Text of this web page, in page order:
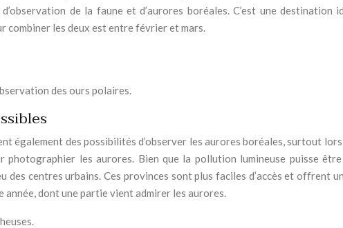
de la faune et d’aurores boréales. C’est une
combiner les deux est entre février et mars.
des ours polaires.
également des possibilités d’observer les aurores boréales, surtout
les aurores. Bien que la pollution lumineuse puisse
des centres urbains. Ces provinces sont plus faciles d’accès et offrent
dont une partie vient admirer les aurores.